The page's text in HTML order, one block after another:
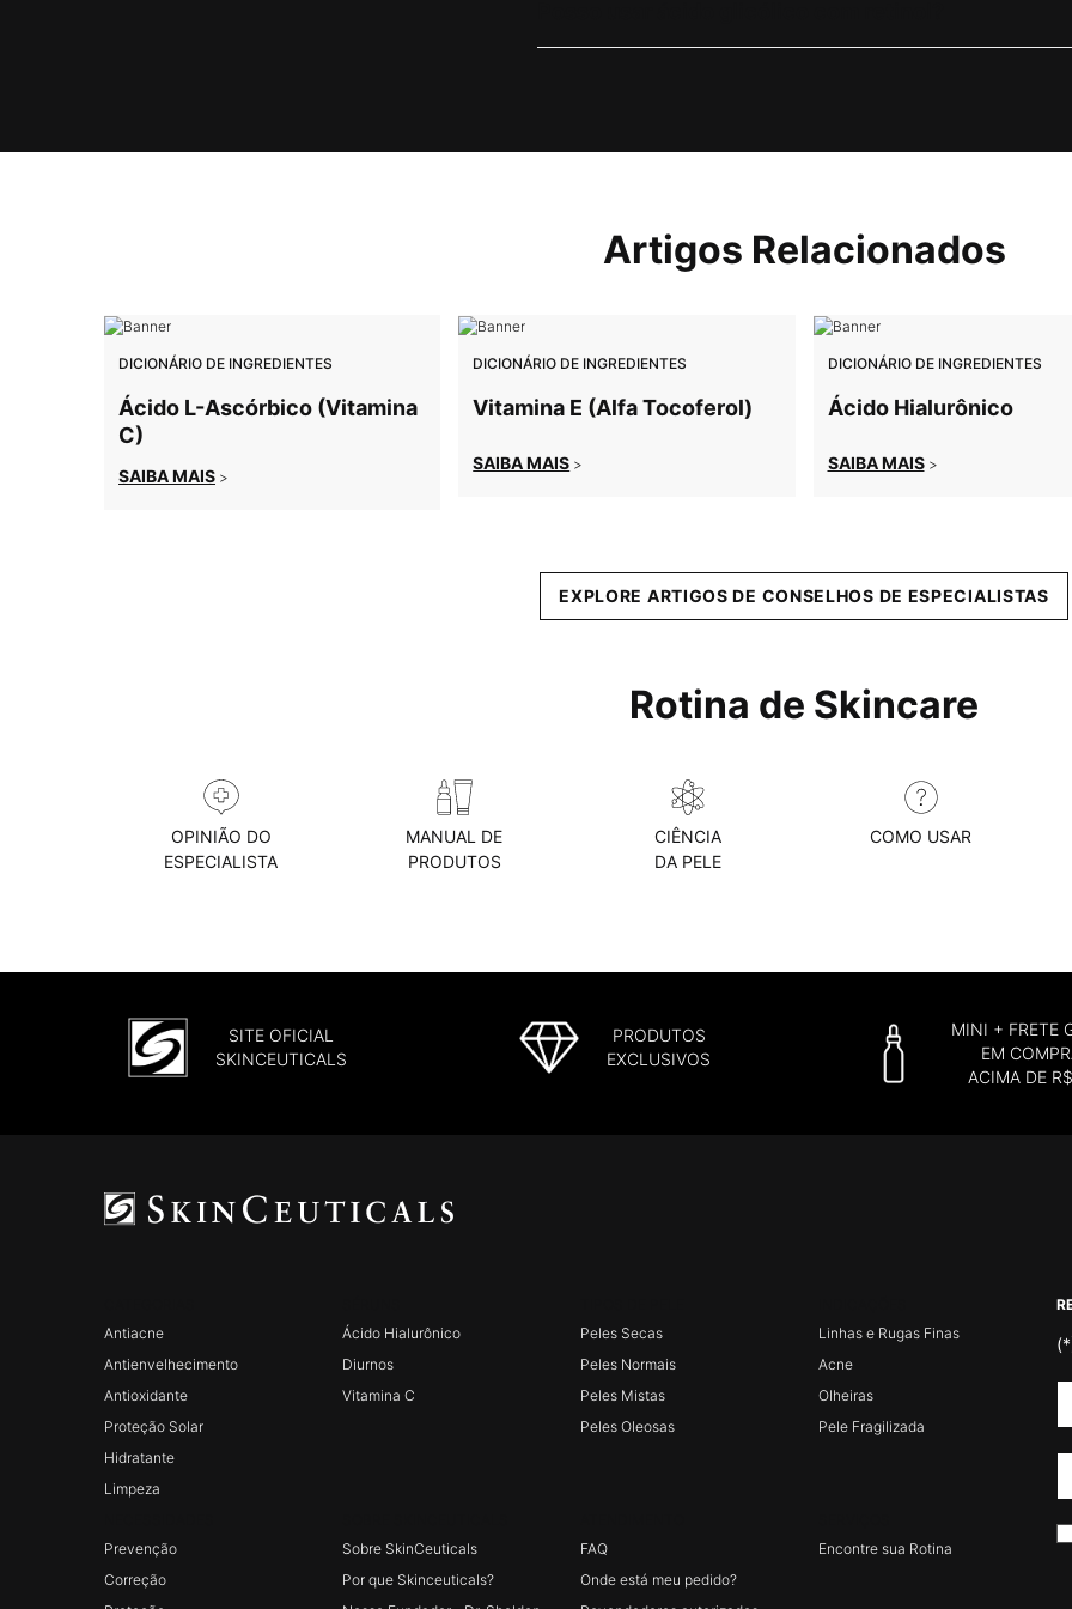
Artigos Relacionados
DICIONÁRIO DE INGREDIENTES
Ácido L-Ascórbico (Vitamina
C)
SAIBA MAIS >
DICIONÁRIO DE INGREDIENTES
Vitamina E (Alfa Tocoferol)
SAIBA MAIS >
DICIONÁRIO DE INGREDIENTES
Ácido Hialurônico
SAIBA MAIS>
EXPLORE ARTIGOS DE CONSELHOS DE ESPECIALISTAS
Rotina de Skincare
OPINIÃO DO
ESPECIALISTA
MANUAL DE
PRODUTOS
CIÊNCIA
DA PELE
COMO USAR
SITE OFICIAL
SKINCEUTICALS
PRODUTOS
EXCLUSIVOS
MINI + FRETE
EM
ACIMA DE
Antiacne
Antienvelhecimento
Antioxidante
Proteção Solar
Hidratante
Limpeza
Ácido Hialurônico
Diurnos
Vitamina C
Peles Secas
Peles Normais
Peles Mistas
Peles Oleosas
Linhas e Rugas Finas
Acne
Olheiras
Pele Fragilizada
Prevenção
Correção
Sobre SkinCeuticals
Por que Skinceuticals?
FAQ
Onde está meu pedido?
Encontre sua Rotina